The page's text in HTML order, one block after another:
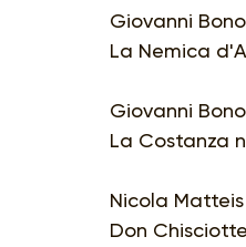
Giovanni
La Nemica
Giovanni
La Costanza
Nicola Matteis
Don